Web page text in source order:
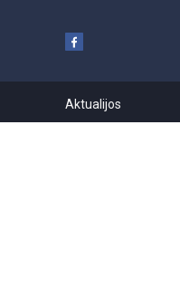
Aktualijos